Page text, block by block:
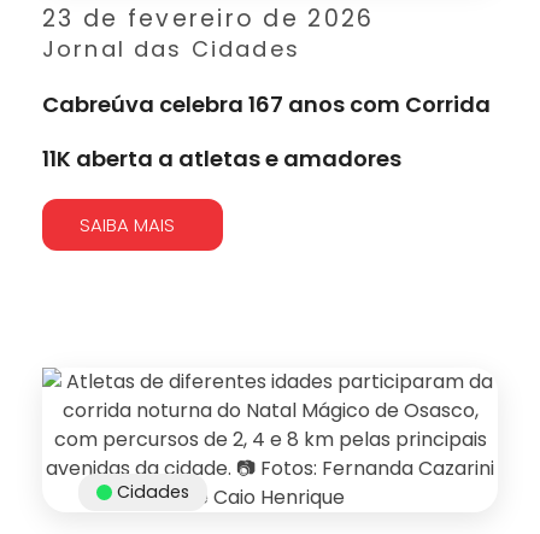
23 de fevereiro de 2026
Jornal das Cidades
Cabreúva celebra 167 anos com Corrida
11K aberta a atletas e amadores
SAIBA MAIS
Cidades